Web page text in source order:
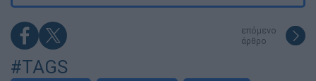
επόμενο
άρθρο
#TAGS